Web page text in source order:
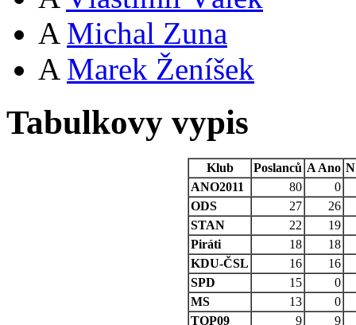
A Michal Zuna
A Marek Ženíšek
Tabulkovy vypis
Klub Poslanců A Ano N
ANO2011
80
0
ODS
27
26
STAN
22
19
Piráti
18
18
KDU-ČSL
16
16
SPD
15
0
MS
13
0
TOP09
9 9